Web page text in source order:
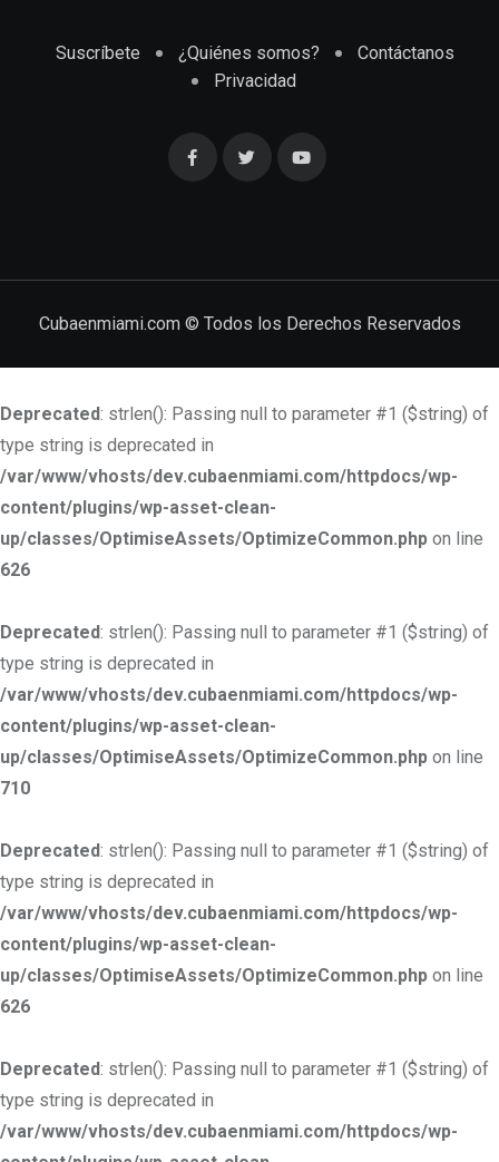
Suscríbete ¿Quiénes somos?
Contáctanos
Privacidad
Cubaenmiami.com © Todos los Derechos Reservados
Deprecated: strlen(): Passing null to parameter #1 ($string) of
type string is deprecated in
/var/www/vhosts/dev.cubaenmiami.com/httpdocs/wp-
content/plugins/wp-asset-clean-
up/classes/OptimiseAssets/OptimizeCommon.php on line
626
Deprecated: strlen(): Passing null to parameter #1 ($string) of
type string is deprecated in
/var/www/vhosts/dev.cubaenmiami.com/httpdocs/wp-
content/plugins/wp-asset-clean-
up/classes/OptimiseAssets/OptimizeCommon.php on line
710
Deprecated: strlen(): Passing null to parameter #1 ($string) of
type string is deprecated in
/var/www/vhosts/dev.cubaenmiami.com/httpdocs/wp-
content/plugins/wp-asset-clean-
up/classes/OptimiseAssets/OptimizeCommon.php on line
626
Deprecated: strlen(): Passing null to parameter #1 ($string) of
type string is deprecated in
/var/www/vhosts/dev.cubaenmiami.com/httpdocs/wp-